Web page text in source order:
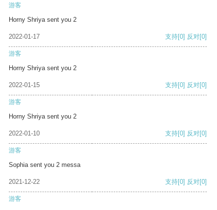
游客
Horny Shriya sent you 2
2022-01-17 支持[0] 反对[0]
游客
Horny Shriya sent you 2
2022-01-15 支持[0] 反对[0]
游客
Horny Shriya sent you 2
2022-01-10 支持[0] 反对[0]
游客
Sophia sent you 2 messa
2021-12-22 支持[0] 反对[0]
游客